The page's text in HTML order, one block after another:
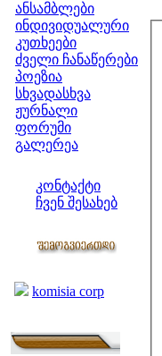
ანსამბლები
ინდივიდუალური
კუთხეები
ძველი ჩანაწერები
პოეზია
სხვადასხვა
ჟურნალი
ფორუმი
გალერეა
კონტაქტი
ჩვენ შესახებ
komisia corp